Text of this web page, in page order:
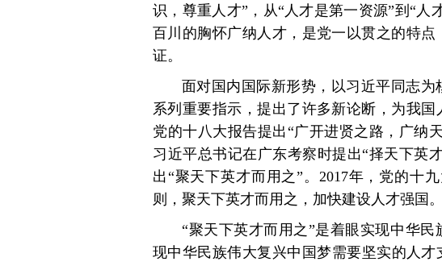
识，尊重人才”，从“人才是第一资源”到“
百川的胸怀广纳人才，是党一以贯之的特
证。
面对国内国际新形势，以习近平同志
系列重要指示，提出了许多新论断，为我
党的十八大报告提出“广开进贤之路，广纳
习近平总书记在广东考察时提出“择天下英
出“聚天下英才而用之”。2017年，党的十
则，聚天下英才而用之，加快建设人才强国
“聚天下英才而用之”是着眼实现中华
现中华民族伟大复兴中国梦需要坚实的人才